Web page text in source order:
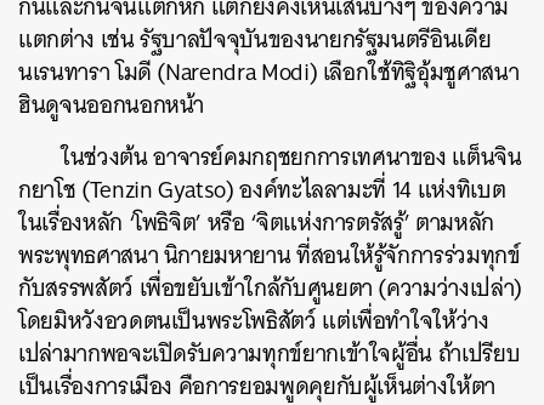
แตกต่าง เช่น รัฐบาลปัจจุบันของนายกรัฐมนตรีอินเดีย
นเรนทารา โมดี (Narendra Modi) เลือกใช้ทิฐิอุ้มชูศาสนา
ฮินดูจนออกนอกหน้า
ในช่วงต้น อาจารย์คมกฤชยกการเทศนาของ แต็นจิน
กยาโช (Tenzin Gyatso) องค์ทะไลลามะที่ 14 แห่งทิเบต
ในเรื่องหลัก ‘โพธิจิต’ หรือ ‘จิตแห่งการตรัสรู้’ ตามหลัก
พระพุทธศาสนา นิกายมหายาน ที่สอนให้รู้จักการร่วมทุกข์
กับสรรพสัตว์ เพื่อขยับเข้าใกล้กับศูนยตา (ความว่างเปล่า)
โดยมิหวังอวดตนเป็นพระโพธิสัตว์ แต่เพื่อทำใจให้ว่าง
เปล่ามากพอจะเปิดรับความทุกข์ยากเข้าใจผู้อื่น ถ้าเปรียบ
เป็นเรื่องการเมือง คือการยอมพูดคุยกับผู้เห็นต่างให้ตา